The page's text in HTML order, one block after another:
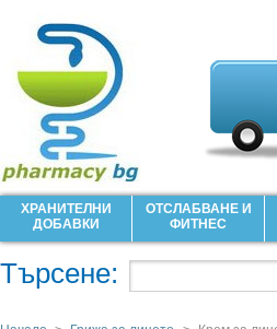
ХРАНИТЕЛНИ
ДОБАВКИ
ОТСЛАБВАНЕ И
ФИТНЕС
Търсене: